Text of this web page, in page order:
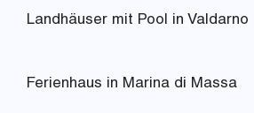
Landhäuser mit Pool in Valdarno
Ferienhaus in Marina di Massa